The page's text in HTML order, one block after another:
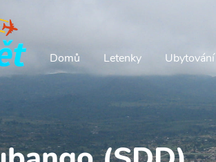
Domů Letenky Ubytování